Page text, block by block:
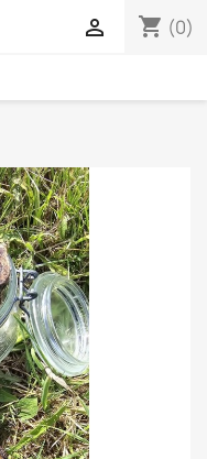
shopping_cart (0)
